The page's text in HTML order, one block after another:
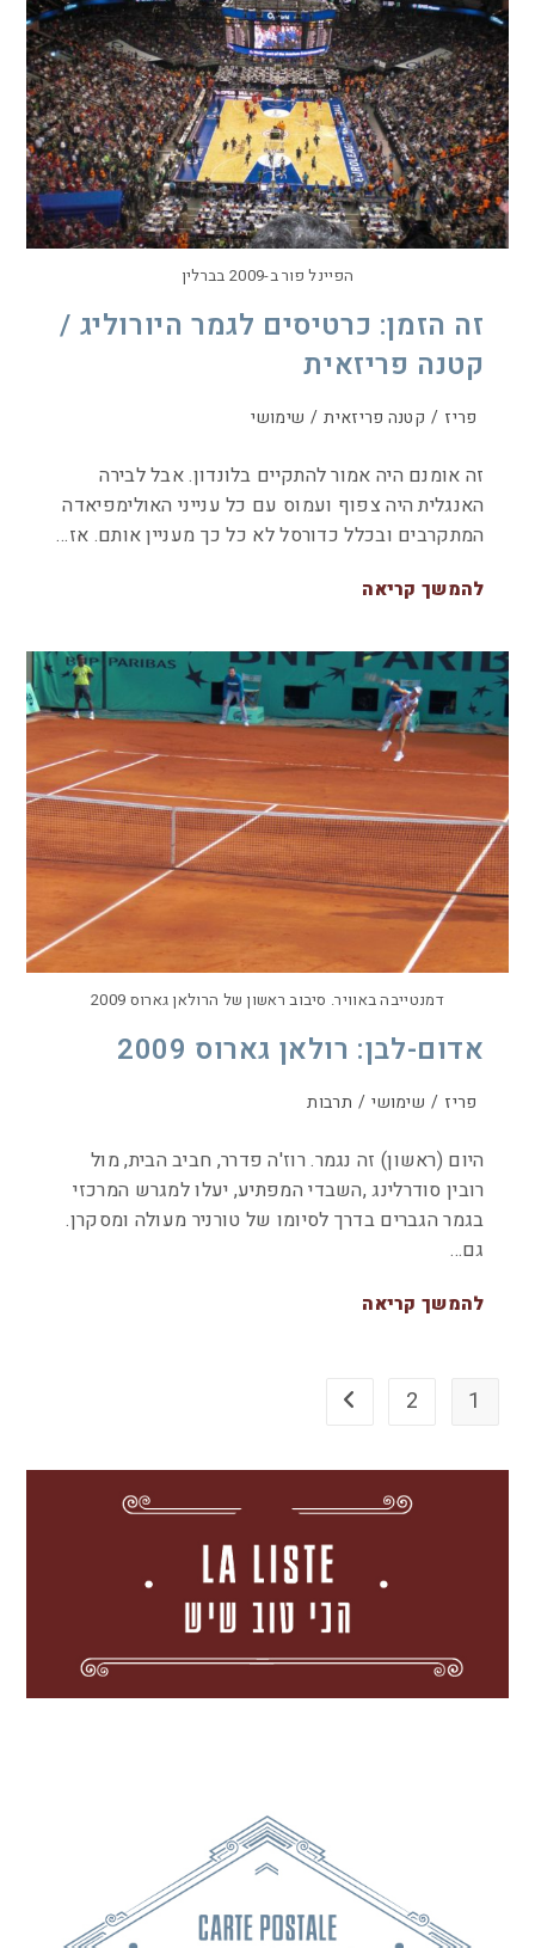
הפיינל פור ב-2009 בברלין
זה הזמן: כרטיסים לגמר היורוליג /
קטנה פריזאית
פריז / קטנה פריזאית / שימושי
זה אומנם היה אמור להתקיים בלונדון. אבל לבירה
האנגלית היה צפוף ועמוס עם כל ענייני האולימפיאדה
המתקרבים ובכלל כדורסל לא כל כך מעניין אותם. אז…
להמשך קריאה
דמנטייבה באוויר. סיבוב ראשון של הרולאן גארוס 2009
אדום-לבן: רולאן גארוס 2009
פריז / שימושי / תרבות
היום (ראשון) זה נגמר. רוז'ה פדרר, חביב הבית, מול
רובין סודרלינג ,השבדי המפתיע, יעלו למגרש המרכזי
בגמר הגברים בדרך לסיומו של טורניר מעולה ומסקרן.
גם…
להמשך קריאה
1
2